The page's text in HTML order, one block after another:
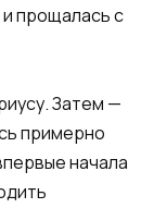
прощалась с
Затем —
примерно
начала